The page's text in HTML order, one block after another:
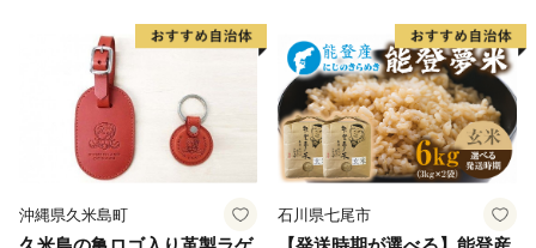
いくら 別海町 ふるさと納税
ふるさと ikura お届け）
沖縄県久米島町 石川県七尾市